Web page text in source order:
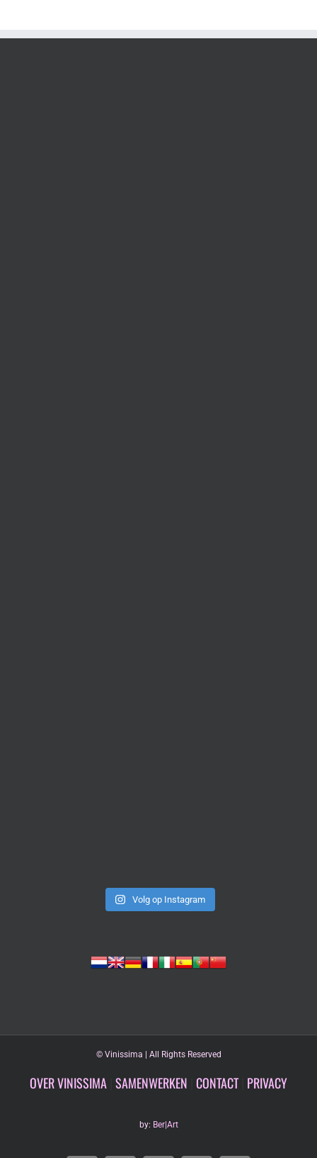
Volg op Instagram
© Vinissima | All Rights Reserved
OVER VINISSIMA SAMENWERKEN CONTACT| PRIVACY
by: Ber|Art